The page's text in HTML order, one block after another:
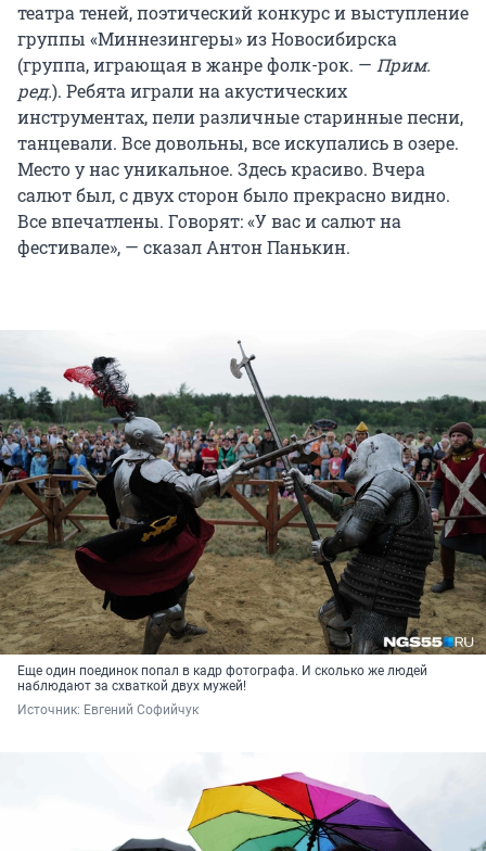
театра теней, поэтический конкурс и выступление
группы «Миннезингеры» из Новосибирска
(группа, играющая в жанре фолк-рок. — Прим.
ред.). Ребята играли на акустических
инструментах, пели различные старинные песни,
танцевали. Все довольны, все искупались в озере.
Место у нас уникальное. Здесь красиво. Вчера
салют был, с двух сторон было прекрасно видно.
Все впечатлены. Говорят: «У вас и салют на
фестивале», — сказал Антон Панькин.
Еще один поединок попал в кадр фотографа. И сколько же людей
наблюдают за схваткой двух мужей!
Источник: Евгений Софийчук